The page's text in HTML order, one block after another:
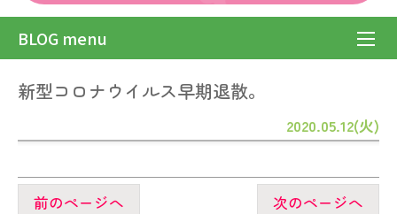
BLOG menu
新型コロナウイルス早期退散。
2020.05.12(火)
前のページへ 次のページへ